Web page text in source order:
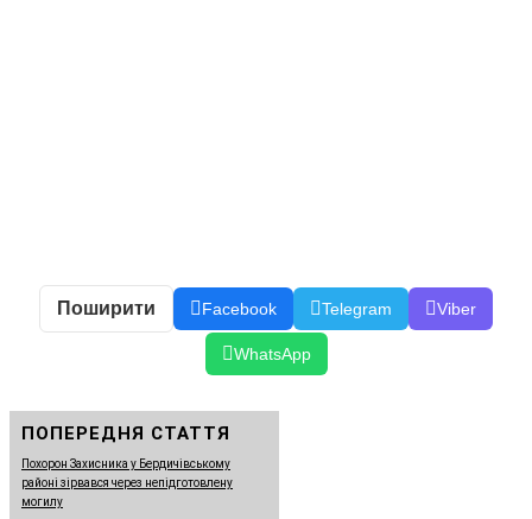
Поширити Facebook Telegram Viber
WhatsApp
ПОПЕРЕДНЯ СТАТТЯ
Похорон Захисника у Бердичівському
районі зірвався через непідготовлену
могилу